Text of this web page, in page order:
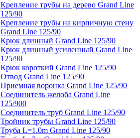
Крепление трубы на дерево Grand Line
125/90
Крепление трубы на кирпичную стену
Grand Line 125/90
Крюк длинный Grand Line 125/90
Крюк длинный усиленный Grand Line
125/90
Крюк короткий Grand Line 125/90
Отвод Grand Line 125/90
Приемная воронка Grand Line 125/90
Соединитель желоба Grand Line
125/900
Соединитель труб Grand Line 125/90
Тройник трубы Grand Line 125/90
Труба L=1.0m Grand Line 125/90